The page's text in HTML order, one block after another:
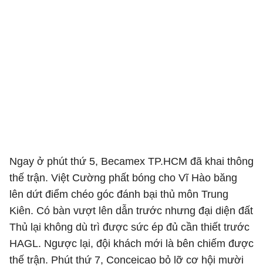
Ngay ở phút thứ 5, Becamex TP.HCM đã khai thông
thế trận. Việt Cường phất bóng cho Vĩ Hào băng
lên dứt điểm chéo góc đánh bại thủ môn Trung
Kiên. Có bàn vượt lên dẫn trước nhưng đại diện đất
Thủ lại không dù trì được sức ép đủ cần thiết trước
HAGL. Ngược lại, đội khách mới là bên chiếm được
thế trận. Phút thứ 7, Conceicao bỏ lỡ cơ hội mười